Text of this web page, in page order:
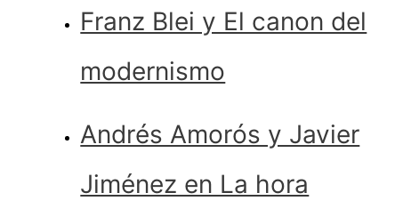
Franz Blei y El canon del
modernismo
Andrés Amorós y Javier
Jiménez en La hora